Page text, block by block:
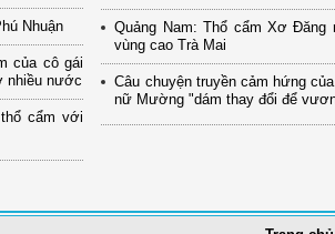
Nhuận
của cô gái
nhiều nước
cẩm với
Quảng Nam: Thổ cẩm Xơ Đăng
vùng cao Trà Mai
Câu chuyện truyền cảm hứng
nữ Mường "dám thay đổi để